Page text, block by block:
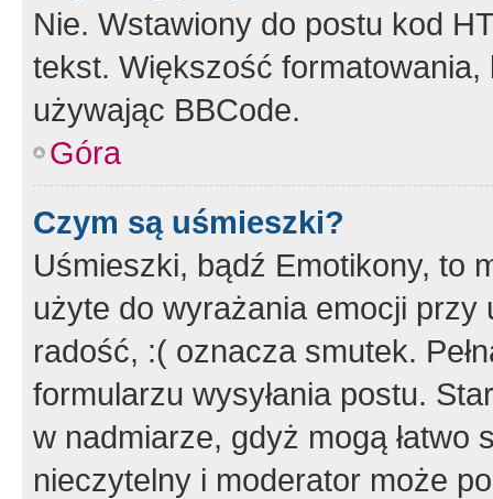
Nie. Wstawiony do postu kod
tekst. Większość
używając BBCode.
Góra
Czym są uśmieszki?
Uśmieszki, bądź Emotikony, to
użyte do wyrażania emocji
radość, :( oznacza smutek.
formularzu wysyłania postu.
w nadmiarze, gdyż mogą
nieczytelny i moderator może